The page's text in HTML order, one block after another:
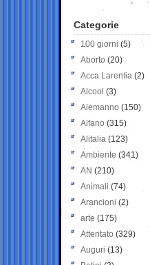
Categorie
100 giorni (5)
Aborto (20)
Acca Larentia (2)
Alcool (3)
Alemanno (150)
Alfano (315)
Alitalia (123)
Ambiente (341)
AN (210)
Animali (74)
Arancioni (2)
arte (175)
Attentato (329)
Auguri (13)